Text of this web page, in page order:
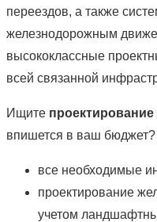
переездов, а также
железнодорожным
высококлассные
всей связанной
Ищите
впишется в ваш бюджет?
все необходимые
проектирование
учетом